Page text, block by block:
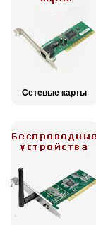
Сетевые карты